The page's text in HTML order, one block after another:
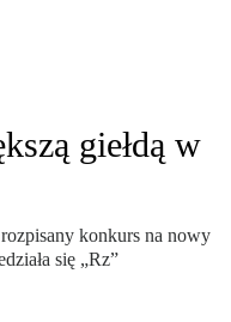
giełdą w
konkurs na nowy
się „Rz”